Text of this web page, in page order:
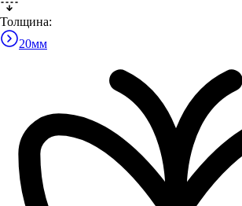
Толщина:
20мм